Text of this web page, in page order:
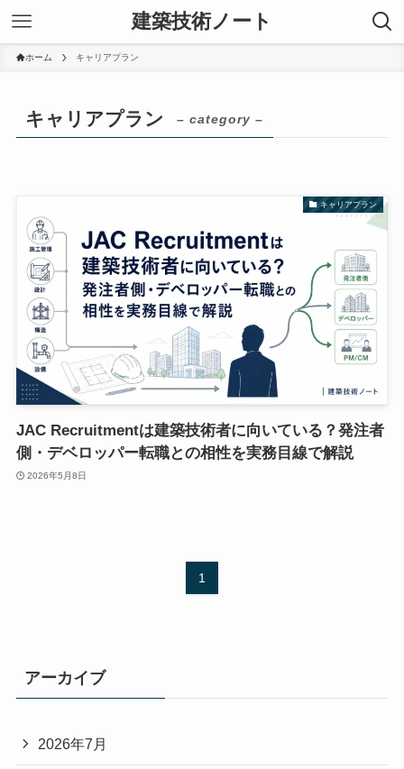
建築技術ノート
ホーム キャリアプラン
キャリアプラン – category –
キャリアプラン
JAC Recruitmentは建築技術者に向いている？発注者
側・デベロッパー転職との相性を実務目線で解説
2026年5月8日
1
アーカイブ
2026年7月